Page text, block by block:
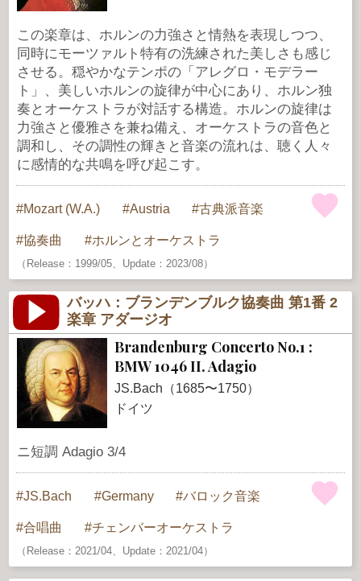
この楽章は、ホルンの力強さと情熱を表現しつつ、
同時にモーツァルト特有の洗練された美しさも感じ
させる。穏やかなテンポの「アレグロ・モデラー
ト」、美しいホルンの旋律が中心にあり、ホルン独
奏とオーケストラが対話する構造。ホルンの旋律は
力強さと優雅さを兼ね備え、オーケストラの音色と
調和し、その調性の輝きと音楽の流れは、聴く人々
に感情的な共鳴を呼び起こす。
Mozart (W.A.) Austria 古典派音楽
協奏曲 ホルンとオーケストラ
（Release：1999/05、Update：2023/08）
バッハ：ブランデンブルク協奏曲 第1番 2
楽章 アダージオ
Brandenburg Concerto No.1 :
BMW 1046 II. Adagio
JS.Bach（1685〜1750）
ドイツ
ニ短調 Adagio 3/4
JS.Bach Germany バロック音楽
合唱曲 チェンバーオーケストラ
（Release：2021/04、Update：2021/04）